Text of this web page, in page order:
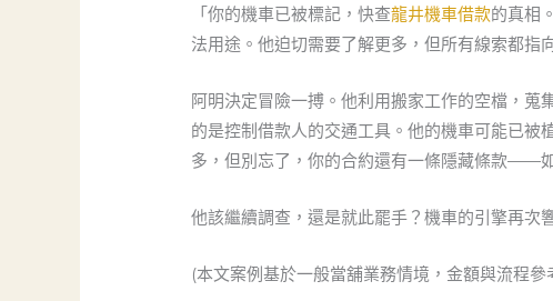
「你的機車已被標記，快查龍井機車借款的真相
法用途。他迫切需要了解更多，但所有線索都
阿明決定冒險一搏。他利用搬家工作的空檔，
的是控制借款人的交通工具。他的機車可能已
多，但別忘了，你的合約還有一條隱藏條款——
他該繼續調查，還是就此罷手？機車的引擎再次
(本文案例基於一般當舖業務情境，金額與流程